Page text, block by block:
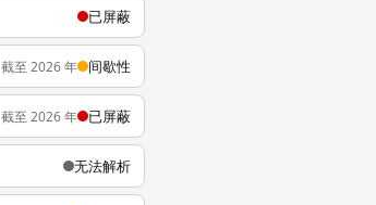
已屏蔽
截至 2026 年 间歇性
截至 2026 年 已屏蔽
无法解析